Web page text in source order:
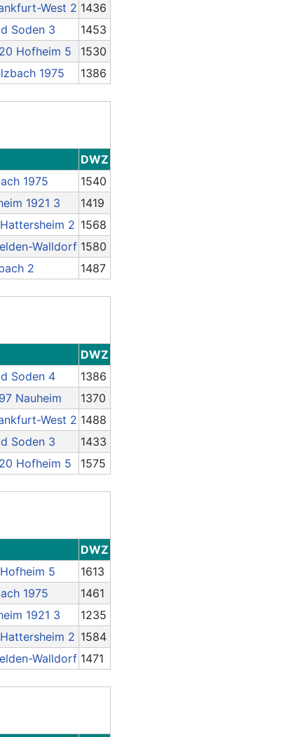
West 2 1436
Soden 3
1453
Hofheim 5
1530
1975 1386
DWZ
1975
1540
1921 3
1419
2 1568
Walldorf 1580
2 1487
DWZ
Soden 4
1386
Nauheim
1370
West 2 1488
Soden 3
1433
Hofheim 5 1575
DWZ
5
1613
1975
1461
1921 3
1235
2 1584
Walldorf 1471